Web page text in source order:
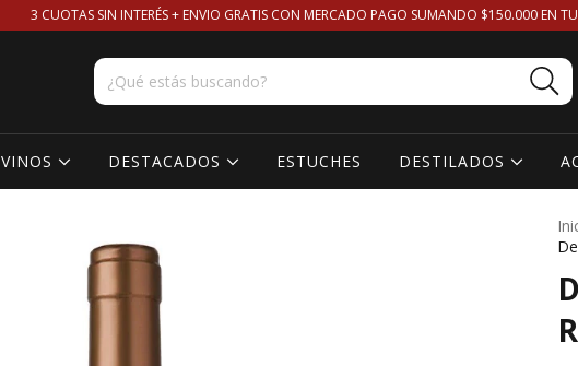
3 CUOTAS SIN INTERÉS + ENVIO GRATIS CON MERCADO PAGO SUMANDO $150.000 EN
VINOS DESTACADOS ESTUCHES DESTILADOS